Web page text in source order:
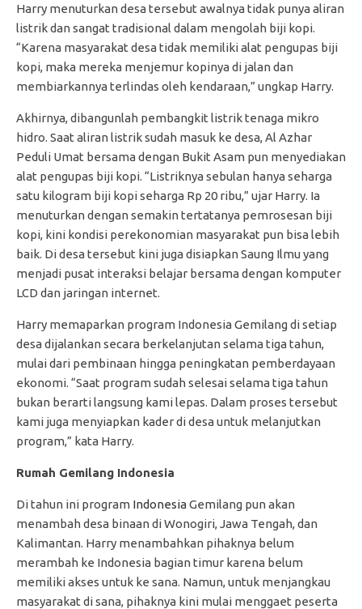
Harry menuturkan desa tersebut awalnya tidak punya aliran
listrik dan sangat tradisional dalam mengolah biji kopi.
“Karena masyarakat desa tidak memiliki alat pengupas biji
kopi, maka mereka menjemur kopinya di jalan dan
membiarkannya terlindas oleh kendaraan,” ungkap Harry.
Akhirnya, dibangunlah pembangkit listrik tenaga mikro
hidro. Saat aliran listrik sudah masuk ke desa, Al Azhar
Peduli Umat bersama dengan Bukit Asam pun menyediakan
alat pengupas biji kopi. “Listriknya sebulan hanya seharga
satu kilogram biji kopi seharga Rp 20 ribu,” ujar Harry. Ia
menuturkan dengan semakin tertatanya pemrosesan biji
kopi, kini kondisi perekonomian masyarakat pun bisa lebih
baik. Di desa tersebut kini juga disiapkan Saung Ilmu yang
menjadi pusat interaksi belajar bersama dengan komputer
LCD dan jaringan internet.
Harry memaparkan program Indonesia Gemilang di setiap
desa dijalankan secara berkelanjutan selama tiga tahun,
mulai dari pembinaan hingga peningkatan pemberdayaan
ekonomi. “Saat program sudah selesai selama tiga tahun
bukan berarti langsung kami lepas. Dalam proses tersebut
kami juga menyiapkan kader di desa untuk melanjutkan
program,” kata Harry.
Rumah Gemilang Indonesia
Di tahun ini program IndonesiaGemilang pun akan
menambah desa binaan di Wonogiri, Jawa Tengah, dan
Kalimantan. Harry menambahkan pihaknya belum
merambah ke Indonesia bagian timur karena belum
memiliki akses untuk ke sana. Namun, untuk menjangkau
masyarakat di sana, pihaknya kini mulai menggaet peserta